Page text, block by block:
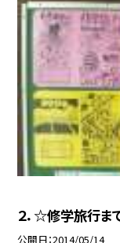
２．☆修学旅行
公開日 2014/05/14